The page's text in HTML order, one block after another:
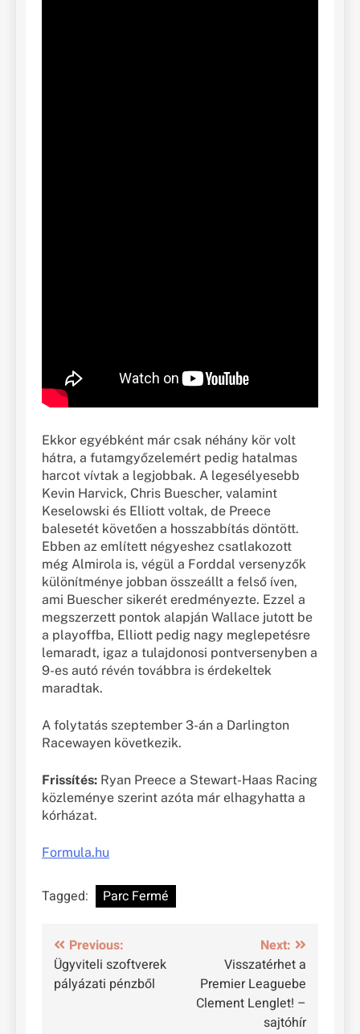
Ekkor egyébként már csak néhány kör volt
hátra, a futamgyőzelemért pedig hatalmas
harcot vívtak a legjobbak. A legesélyesebb
Kevin Harvick, Chris Buescher, valamint
Keselowski és Elliott voltak, de Preece
balesetét követően a hosszabbítás döntött.
Ebben az említett négyeshez csatlakozott
még Almirola is, végül a Forddal versenyzők
különítménye jobban összeállt a felső íven,
ami Buescher sikerét eredményezte. Ezzel a
megszerzett pontok alapján Wallace jutott be
a playoffba, Elliott pedig nagy meglepetésre
lemaradt, igaz a tulajdonosi pontversenyben a
9-es autó révén továbbra is érdekeltek
maradtak.
A folytatás szeptember 3-án a Darlington
Racewayen következik.
Frissítés: Ryan Preece a Stewart-Haas Racing
közleménye szerint azóta már elhagyhatta a
kórházat.
Formula.hu
Tagged: Parc Fermé
Bejegyzés
navigáció
Previous:
Ügyviteli szoftverek
pályázati pénzből
Next:
Visszatérhet a
Premier Leaguebe
Clement Lenglet! –
sajtóhír